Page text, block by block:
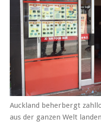
Auckland beherbergt
aus der ganzen Welt